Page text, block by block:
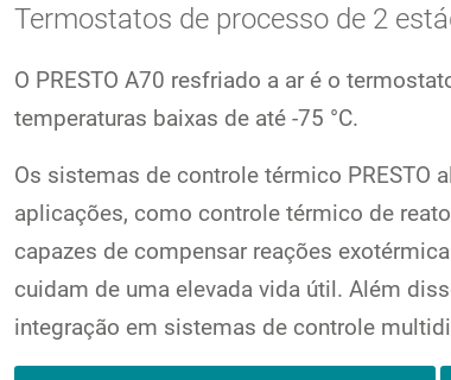
Termostatos de processo de 2
O PRESTO A70 resfriado a ar é o
temperaturas baixas de até -75 °C.
Os sistemas de controle térmico
aplicações, como controle térmico de
capazes de compensar reações
cuidam de uma elevada vida útil. Além
integração em sistemas de controle